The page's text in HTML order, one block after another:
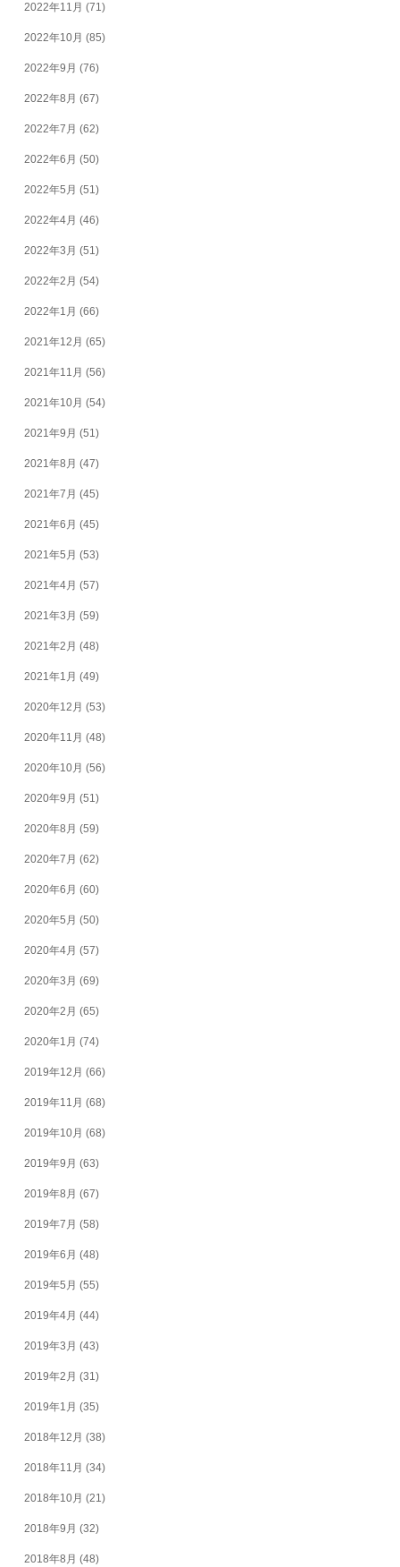
2022年11月 (71)
2022年10月 (85)
2022年9月 (76)
2022年8月 (67)
2022年7月 (62)
2022年6月 (50)
2022年5月 (51)
2022年4月 (46)
2022年3月 (51)
2022年2月 (54)
2022年1月 (66)
2021年12月 (65)
2021年11月 (56)
2021年10月 (54)
2021年9月 (51)
2021年8月 (47)
2021年7月 (45)
2021年6月 (45)
2021年5月 (53)
2021年4月 (57)
2021年3月 (59)
2021年2月 (48)
2021年1月 (49)
2020年12月 (53)
2020年11月 (48)
2020年10月 (56)
2020年9月 (51)
2020年8月 (59)
2020年7月 (62)
2020年6月 (60)
2020年5月 (50)
2020年4月 (57)
2020年3月 (69)
2020年2月 (65)
2020年1月 (74)
2019年12月 (66)
2019年11月 (68)
2019年10月 (68)
2019年9月 (63)
2019年8月 (67)
2019年7月 (58)
2019年6月 (48)
2019年5月 (55)
2019年4月 (44)
2019年3月 (43)
2019年2月 (31)
2019年1月 (35)
2018年12月 (38)
2018年11月 (34)
2018年10月 (21)
2018年9月 (32)
2018年8月 (48)